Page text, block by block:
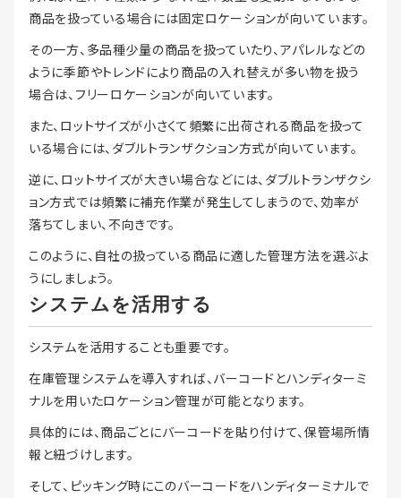
商品を扱っている場合には固定ロケーションが向いています。
その一方、多品種少量の商品を扱っていたり、アパレルなどの
ように季節やトレンドにより商品の入れ替えが多い物を扱う
場合は、フリーロケーションが向いています。
また、ロットサイズが小さくて頻繁に出荷される商品を扱って
いる場合には、ダブルトランザクション方式が向いています。
逆に、ロットサイズが大きい場合などには、ダブルトランザクシ
ョン方式では頻繁に補充作業が発生してしまうので、効率が
落ちてしまい、不向きです。
このように、自社の扱っている商品に適した管理方法を選ぶよ
うにしましょう。
システムを活用する
システムを活用することも重要です。
在庫管理システムを導入すれば、バーコードとハンディターミ
ナルを用いたロケーション管理が可能となります。
具体的には、商品ごとにバーコードを貼り付けて、保管場所情
報と紐づけします。
そして、ピッキング時にこのバーコードをハンディターミナルで